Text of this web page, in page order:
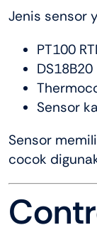
Jenis sensor
PT100
DS18B20
Sensor
Sensor
cocok